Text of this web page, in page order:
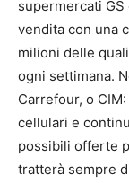
supermercati
vendita con una
milioni delle
ogni settimana.
Carrefour, o
cellulari e
possibili offerte
tratterà sempre